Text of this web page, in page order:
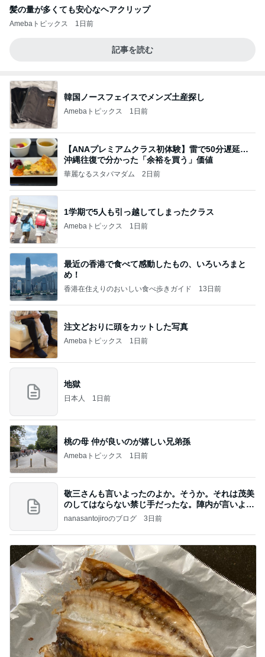
髪の量が多くても安心なヘアクリップ
Amebaトピックス 1日前
記事を読む
韓国ノースフェイスでメンズ土産探し
Amebaトピックス 1日前
【ANAプレミアムクラス初体験】雷で50分遅延…
沖縄往復で分かった「余裕を買う」価値
華麗なるスタバマダム 2日前
1学期で5人も引っ越してしまったクラス
Amebaトピックス 1日前
最近の香港で食べて感動したもの、いろいろまと
め！
香港在住えりのおいしい食べ歩きガイド 13日前
注文どおりに頭をカットした写真
Amebaトピックス 1日前
地獄
日本人 1日前
桃の母 仲が良いのが嬉しい兄弟孫
Amebaトピックス 1日前
敬三さんも言いよったのよか。そうか。それは茂美
のしてはならない禁じ手だったな。陣内が言いよる
のよ
nanasantojiroのブログ 3日前